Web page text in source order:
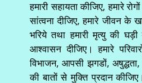
हमारी सहायता कीजिए, हमारे
सांत्वना दीजिए, हमारे जीवन के
भरिये तथा हमारी मृत्यु की
आश्वासन दीजिए। हमारे
विभाजन, आपसी झगडों,
की बातों से मुक्ति प्रदान